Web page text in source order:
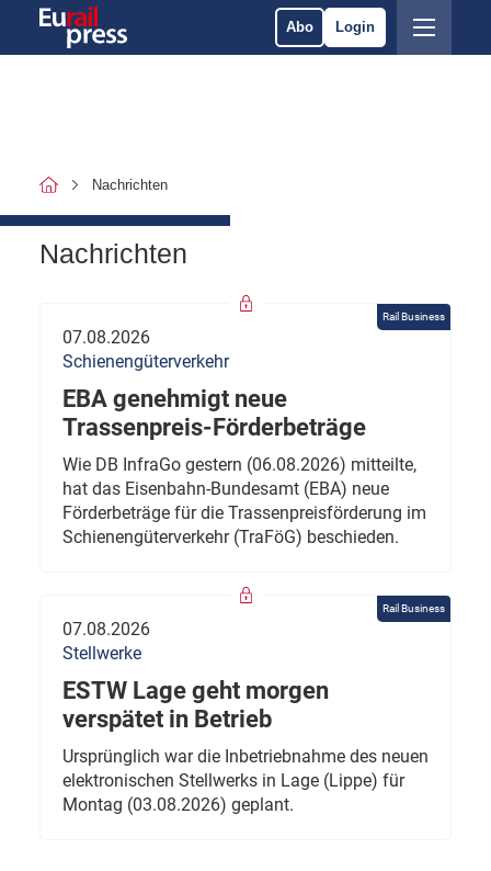
Abo Login
Nachrichten
Nachrichten
Rail Business
07.08.2026
Schienengüterverkehr
EBA genehmigt neue
Trassenpreis-Förderbeträge
Wie DB InfraGo gestern (06.08.2026) mitteilte,
hat das Eisenbahn-Bundesamt (EBA) neue
Förderbeträge für die Trassenpreisförderung im
Schienengüterverkehr (TraFöG) beschieden.
Rail Business
07.08.2026
Stellwerke
ESTW Lage geht morgen
verspätet in Betrieb
Ursprünglich war die Inbetriebnahme des neuen
elektronischen Stellwerks in Lage (Lippe) für
Montag (03.08.2026) geplant.